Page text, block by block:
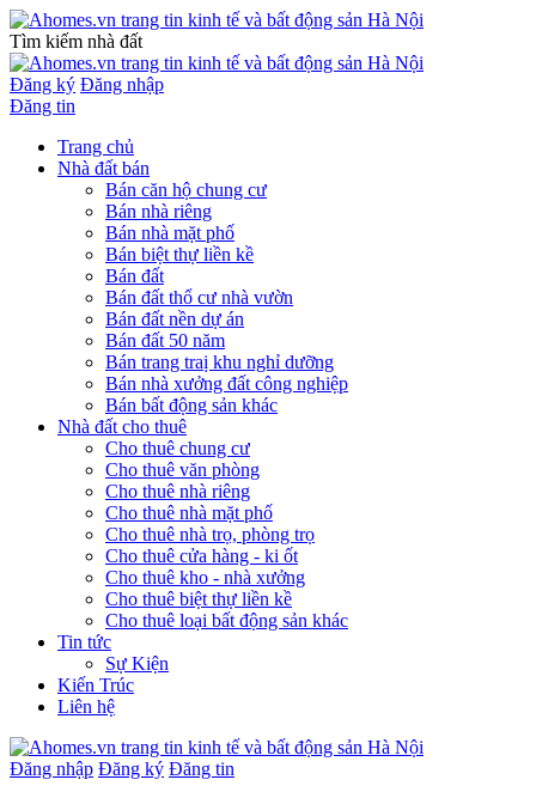
Tìm kiếm nhà đất
Đăng ký Đăng nhập
Đăng tin
Trang chủ
Nhà đất bán
Bán căn hộ chung cư
Bán nhà riêng
Bán nhà mặt phố
Bán biệt thự liền kề
Bán đất
Bán đất thổ cư nhà vườn
Bán đất nền dự án
Bán đất 50 năm
Bán trang traị khu nghỉ dưỡng
Bán nhà xưởng đất công nghiệp
Bán bất động sản khác
Nhà đất cho thuê
Cho thuê chung cư
Cho thuê văn phòng
Cho thuê nhà riêng
Cho thuê nhà mặt phố
Cho thuê nhà trọ, phòng trọ
Cho thuê cửa hàng - ki ốt
Cho thuê kho - nhà xưởng
Cho thuê biệt thự liền kề
Cho thuê loại bất động sản khác
Tin tức
Sự Kiện
Kiến Trúc
Liên hệ
Đăng nhập Đăng ký Đăng tin